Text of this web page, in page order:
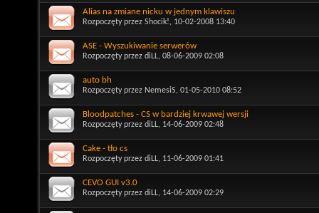
Alias na zmiane nicku w jednym klawiszu
Rozpoczęty przez Shocik!, 10-02-2008 13:40
ASE - Wyszukiwanie serwerów
Rozpoczęty przez diLL, 08-06-2009 02:08
auto bh
Rozpoczęty przez NemesiS, 01-05-2010 08:52
Bloodpatches - CS w bardziej krwawej wersji
Rozpoczęty przez diLL, 14-06-2009 02:48
Cake - tło cs
Rozpoczęty przez diLL, 11-06-2009 01:41
CEVO GUI v3.0
Rozpoczęty przez diLL, 14-06-2009 02:29